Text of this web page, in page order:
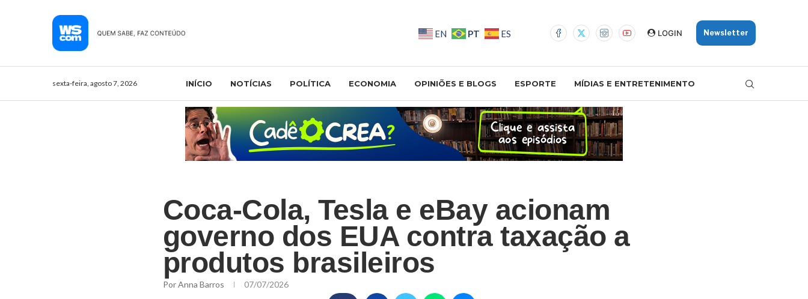
EN PT ES LOGIN Newsletter
sexta-feira, agosto 7, 2026 INÍCIO NOTÍCIAS POLÍTICA ECONOMIA OPINIÕES E BLOGS ESPORTE MÍDIAS E ENTRETENIMENTO
Coca-Cola, Tesla e eBay acionam
governo dos EUA contra taxação a
produtos brasileiros
PorAnna Barros 07/07/2026